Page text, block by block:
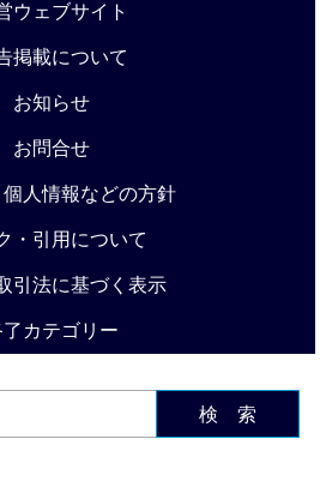
ウェブサイト
掲載について
お知らせ
お問合せ
人情報などの方針
・引用について
引法に基づく表示
了カテゴリー
検 索